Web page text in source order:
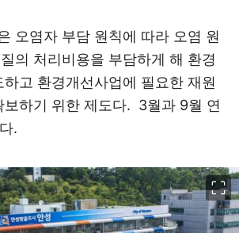
오염자 부담 원칙에 따라 오염 원
의 처리비용을 부담하게 해 환경
하고 환경개선사업에 필요한 재원
보하기 위한 제도다. 3월과 9월 연
.